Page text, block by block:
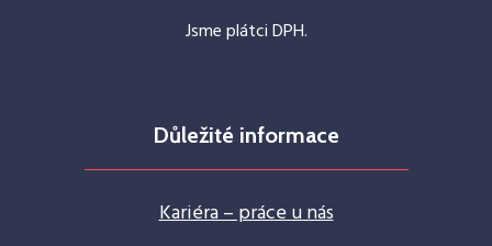
Jsme plátci DPH.
Důležité informace
Kariéra – práce u nás